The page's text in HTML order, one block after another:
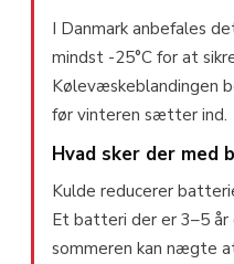
I Danmark anbefales
mindst -25°C for at
Kølevæskeblandingen
før vinteren sætter ind.
Hvad sker der med
Kulde reducerer
Et batteri der er 3–5
sommeren kan nægte